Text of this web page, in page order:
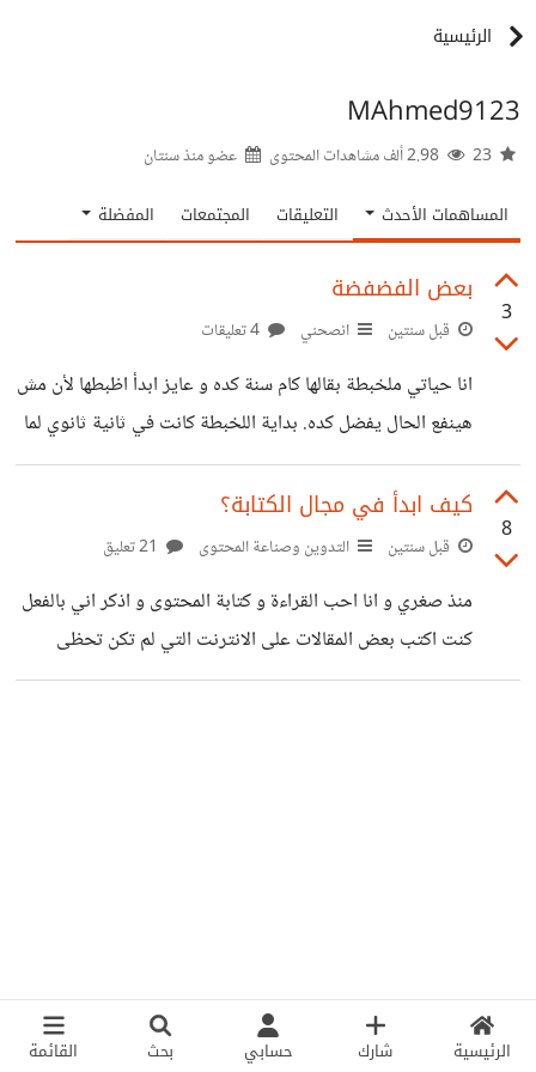
الرئيسية شارك حسابي بحث القائمة
الرئيسية
MAhmed9123
عضو منذسنتان
المساهمات الأحدث التعليقات المجتمعات المفضلة
3
بعض الفضفضة
قبل سنتين انصحني
انا حياتي ملخبطة بقالها كام سنة كده و عايز ابدأ اظبطها لأن مش
هينفع الحال يفضل كده. بداية اللخبطة كانت في ثانية ثانوي لما
بدأت اعراض الوسواس القهري تبان عليا، كنت كل ما بكتب حاجة
و تكون مش منظمة بشكل كافي اقطع الورقة و اعيد كتابتها من
الأول و ده شكل معروف للوسواس، اللي كنت بعمله برضو بس
تحكمي، يعني لو الاوتوبلاي شغال و طلعلي فيديو مش عاجبني و
8
كيف ابدأ في مجال الكتابة؟
قبل سنتين التدوين وصناعة المحتوى
منذ صغري و انا احب القراءة و كتابة المحتوى و اذكر اني بالفعل
كنت اكتب بعض المقالات على الانترنت التي لم تكن تحظى
بمشاهدات وقتها - اريد انا اعود الى هذا المجال لكن بشكل